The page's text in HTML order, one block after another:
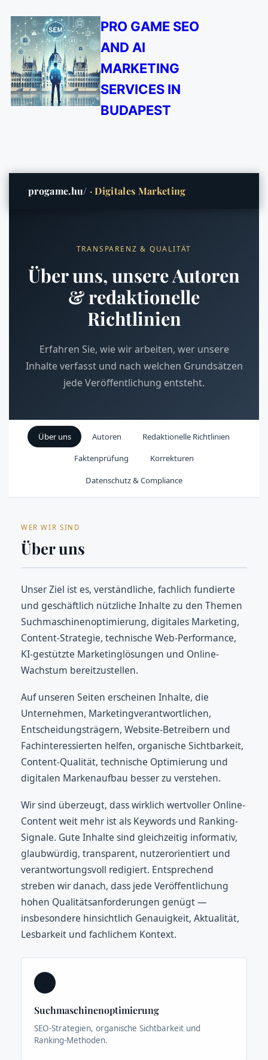
PRO GAME SEO
AND AI
MARKETING
SERVICES IN
BUDAPEST
progame.hu/ · Digitales Marketing
TRANSPARENZ & QUALITÄT
Über uns, unsere Autoren
& redaktionelle
Richtlinien
Erfahren Sie, wie wir arbeiten, wer unsere
Inhalte verfasst und nach welchen Grundsätzen
jede Veröffentlichung entsteht.
Über uns Autoren Redaktionelle Richtlinien
Faktenprüfung Korrekturen
Datenschutz & Compliance
WER WIR SIND
Über uns
Unser Ziel ist es, verständliche, fachlich fundierte
und geschäftlich nützliche Inhalte zu den Themen
Suchmaschinenoptimierung, digitales Marketing,
Content-Strategie, technische Web-Performance,
KI-gestützte Marketinglösungen und Online-
Wachstum bereitzustellen.
Auf unseren Seiten erscheinen Inhalte, die
Unternehmen, Marketingverantwortlichen,
Entscheidungsträgern, Website-Betreibern und
Fachinteressierten helfen, organische Sichtbarkeit,
Content-Qualität, technische Optimierung und
digitalen Markenaufbau besser zu verstehen.
Wir sind überzeugt, dass wirklich wertvoller Online-
Content weit mehr ist als Keywords und Ranking-
Signale. Gute Inhalte sind gleichzeitig informativ,
glaubwürdig, transparent, nutzerorientiert und
verantwortungsvoll redigiert. Entsprechend
streben wir danach, dass jede Veröffentlichung
hohen Qualitätsanforderungen genügt —
insbesondere hinsichtlich Genauigkeit, Aktualität,
Lesbarkeit und fachlichem Kontext.
Suchmaschinenoptimierung
SEO-Strategien, organische Sichtbarkeit und
Ranking-Methoden.